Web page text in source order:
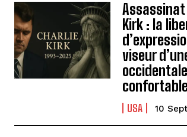
Assassinat
Kirk : la
viseur
occidentale
USA 10